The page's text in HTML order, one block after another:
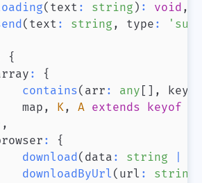
( text : string ) : void ,
( text : string , type :
{
:
{
contains( arr : any [ ] ,
map
, K, A extends keyof
,
:
{
download( data : string
downloadByUrl ( url : string